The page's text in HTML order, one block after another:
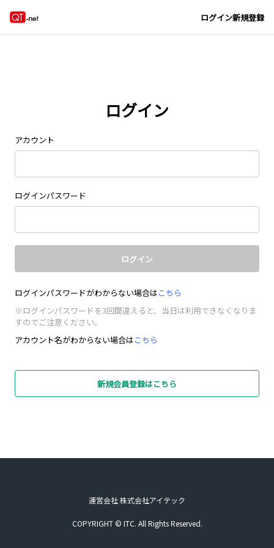
ログイン新規登録
ログイン
アカウント
ログインパスワード
ログイン
ログインパスワードがわからない場合はこちら
※ログインパスワードを3回間違えると、当日は利用できなくなりま
すのでご注意ください。
アカウント名がわからない場合はこちら
新規会員登録はこちら
運営会社 株式会社アイテック
COPYRIGHT © ITC. All Rights Reserved.